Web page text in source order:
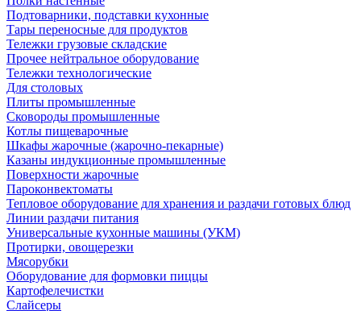
Подтоварники, подставки кухонные
Тары переносные для продуктов
Тележки грузовые складские
Прочее нейтральное оборудование
Тележки технологические
Для столовых
Плиты промышленные
Сковороды промышленные
Котлы пищеварочные
Шкафы жарочные (жарочно-пекарные)
Казаны индукционные промышленные
Поверхности жарочные
Пароконвектоматы
Тепловое оборудование для хранения и раздачи готовых блюд
Линии раздачи питания
Универсальные кухонные машины (УКМ)
Протирки, овощерезки
Мясорубки
Оборудование для формовки пиццы
Картофелечистки
Слайсеры